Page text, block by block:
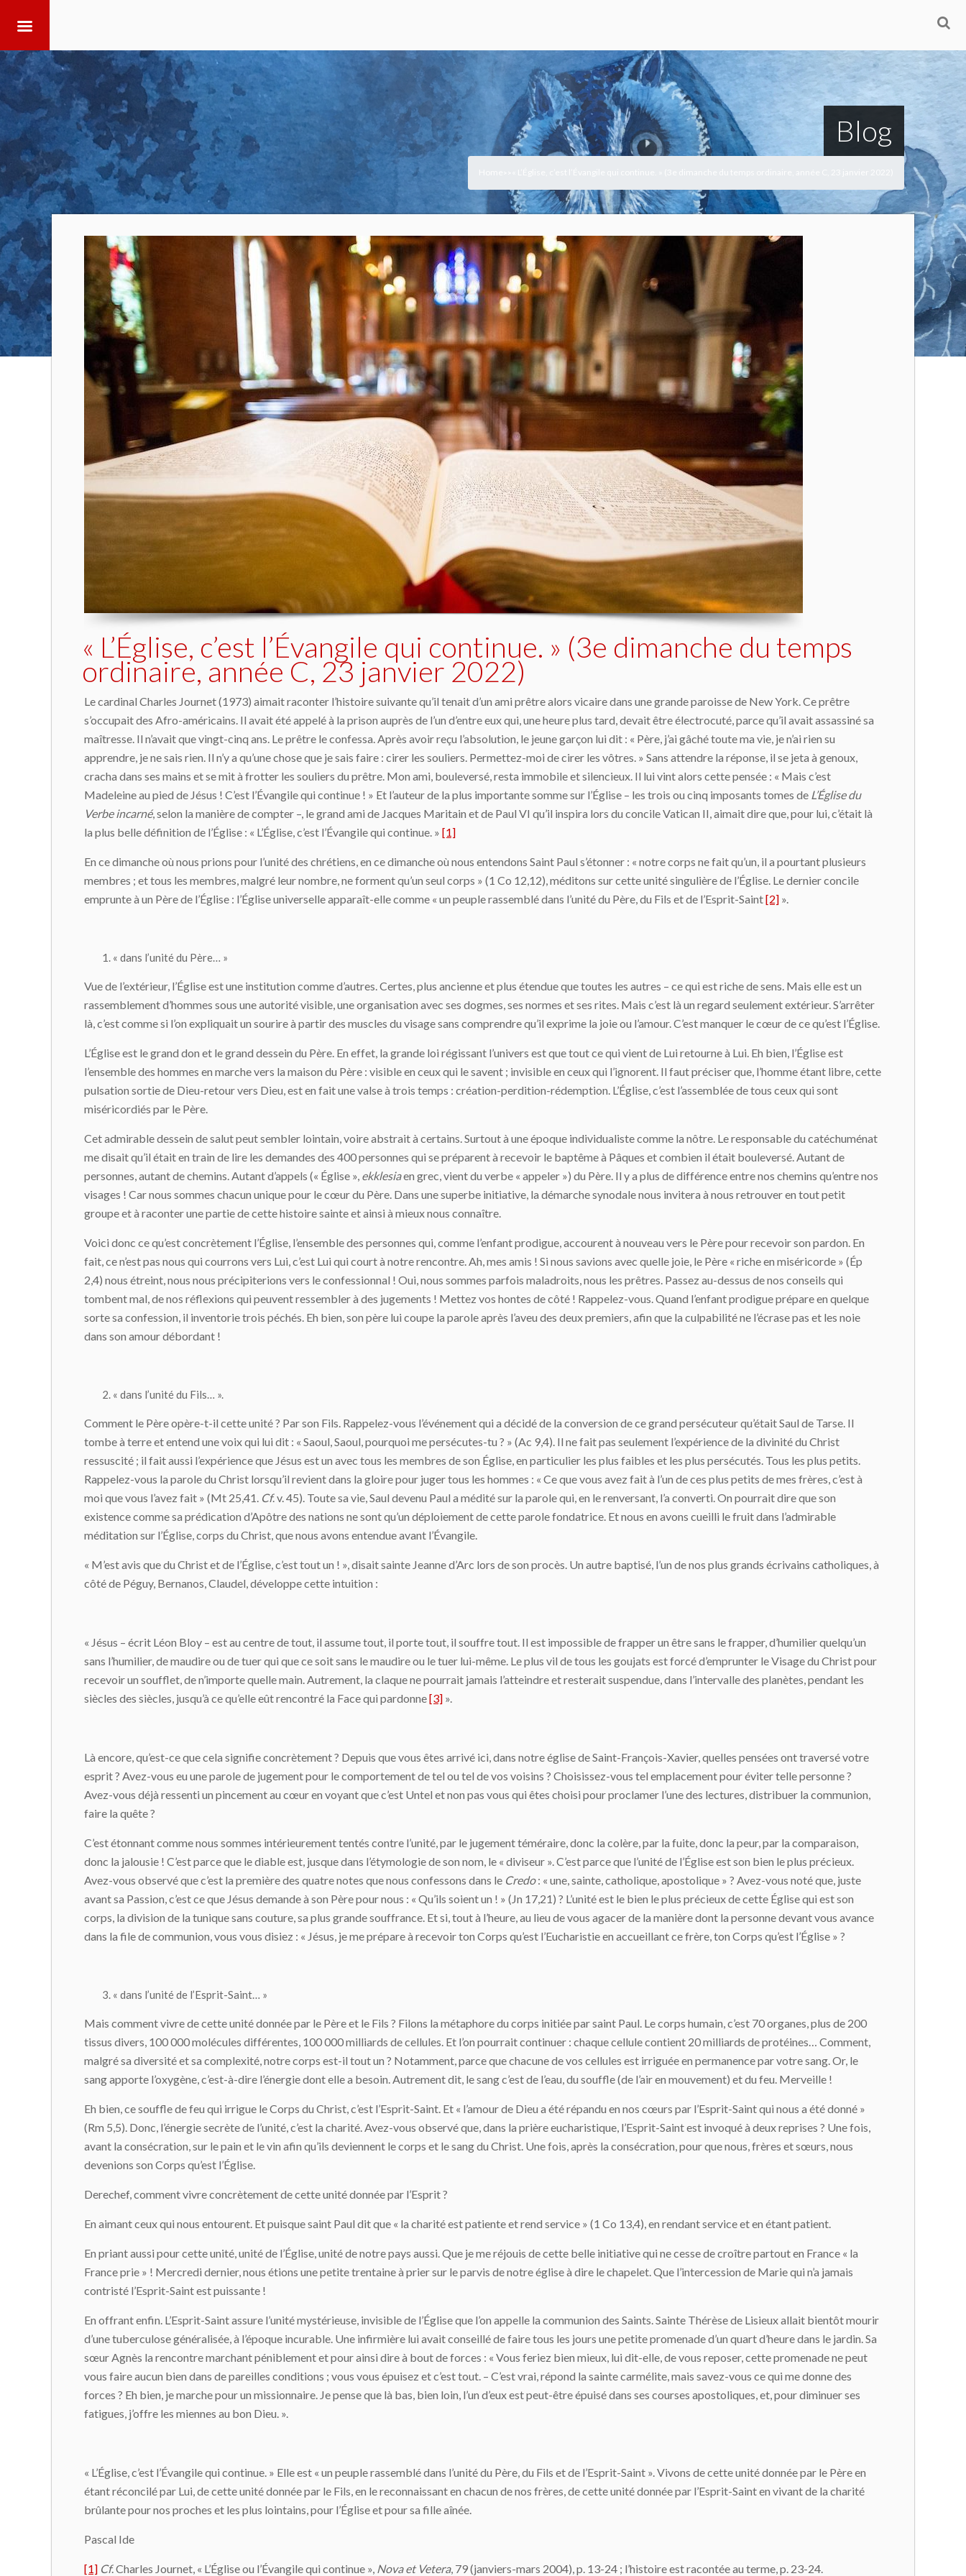
Blog
« L’Église, c’est l’Évangile qui continue. » (3e dimanche du temps
ordinaire, année C, 23 janvier 2022)
Le cardinal Charles Journet (1973) aimait raconter l’histoire suivante qu’il tenait d’un ami prêtre alors vicaire dans une grande paroisse de New York. Ce prêtre
s’occupait des Afro-américains. Il avait été appelé à la prison auprès de l’un d’entre eux qui, une heure plus tard, devait être électrocuté, parce qu’il avait assassiné sa
maîtresse. Il n’avait que vingt-cinq ans. Le prêtre le confessa. Après avoir reçu l’absolution, le jeune garçon lui dit : « Père, j’ai gâché toute ma vie, je n’ai rien su
apprendre, je ne sais rien. Il n’y a qu’une chose que je sais faire : cirer les souliers. Permettez-moi de cirer les vôtres. » Sans attendre la réponse, il se jeta à genoux,
cracha dans ses mains et se mit à frotter les souliers du prêtre. Mon ami, bouleversé, resta immobile et silencieux. Il lui vint alors cette pensée : « Mais c’est
Madeleine au pied de Jésus ! C’est l’Évangile qui continue ! » Et l’auteur de la plus importante somme sur l’Église – les trois ou cinq imposants tomes de L’Église du
Verbe incarné, selon la manière de compter –, le grand ami de Jacques Maritain et de Paul VI qu’il inspira lors du concile Vatican II, aimait dire que, pour lui, c’était là
la plus belle définition de l’Église : « L’Église, c’est l’Évangile qui continue. » [1]
En ce dimanche où nous prions pour l’unité des chrétiens, en ce dimanche où nous entendons Saint Paul s’étonner : « notre corps ne fait qu’un, il a pourtant plusieurs
membres ; et tous les membres, malgré leur nombre, ne forment qu’un seul corps » (1 Co 12,12), méditons sur cette unité singulière de l’Église. Le dernier concile
emprunte à un Père de l’Église : l’Église universelle apparaît-elle comme « un peuple rassemblé dans l’unité du Père, du Fils et de l’Esprit-Saint[2] ».
« dans l’unité du Père… »
Vue de l’extérieur, l’Église est une institution comme d’autres. Certes, plus ancienne et plus étendue que toutes les autres – ce qui est riche de sens. Mais elle est un
rassemblement d’hommes sous une autorité visible, une organisation avec ses dogmes, ses normes et ses rites. Mais c’est là un regard seulement extérieur. S’arrêter
là, c’est comme si l’on expliquait un sourire à partir des muscles du visage sans comprendre qu’il exprime la joie ou l’amour. C’est manquer le cœur de ce qu’est l’Église.
L’Église est le grand don et le grand dessein du Père. En effet, la grande loi régissant l’univers est que tout ce qui vient de Lui retourne à Lui. Eh bien, l’Église est
l’ensemble des hommes en marche vers la maison du Père : visible en ceux qui le savent ; invisible en ceux qui l’ignorent. Il faut préciser que, l’homme étant libre, cette
pulsation sortie de Dieu-retour vers Dieu, est en fait une valse à trois temps : création-perdition-rédemption. L’Église, c’est l’assemblée de tous ceux qui sont
miséricordiés par le Père.
Cet admirable dessein de salut peut sembler lointain, voire abstrait à certains. Surtout à une époque individualiste comme la nôtre. Le responsable du catéchuménat
me disait qu’il était en train de lire les demandes des 400 personnes qui se préparent à recevoir le baptême à Pâques et combien il était bouleversé. Autant de
personnes, autant de chemins. Autant d’appels (« Église », ekklesiaen grec, vient du verbe « appeler ») du Père. Il y a plus de différence entre nos chemins qu’entre nos
visages ! Car nous sommes chacun unique pour le cœur du Père. Dans une superbe initiative, la démarche synodale nous invitera à nous retrouver en tout petit
groupe et à raconter une partie de cette histoire sainte et ainsi à mieux nous connaître.
Voici donc ce qu’est concrètement l’Église, l’ensemble des personnes qui, comme l’enfant prodigue, accourent à nouveau vers le Père pour recevoir son pardon. En
fait, ce n’est pas nous qui courrons vers Lui, c’est Lui qui court à notre rencontre. Ah, mes amis ! Si nous savions avec quelle joie, le Père « riche en miséricorde » (Ép
2,4) nous étreint, nous nous précipiterions vers le confessionnal ! Oui, nous sommes parfois maladroits, nous les prêtres. Passez au-dessus de nos conseils qui
tombent mal, de nos réflexions qui peuvent ressembler à des jugements ! Mettez vos hontes de côté ! Rappelez-vous. Quand l’enfant prodigue prépare en quelque
sorte sa confession, il inventorie trois péchés. Eh bien, son père lui coupe la parole après l’aveu des deux premiers, afin que la culpabilité ne l’écrase pas et les noie
dans son amour débordant !
« dans l’unité du Fils… ».
Comment le Père opère-t-il cette unité ? Par son Fils. Rappelez-vous l’événement qui a décidé de la conversion de ce grand persécuteur qu’était Saul de Tarse. Il
tombe à terre et entend une voix qui lui dit : « Saoul, Saoul, pourquoi me persécutes-tu ? » (Ac 9,4). Il ne fait pas seulement l’expérience de la divinité du Christ
ressuscité ; il fait aussi l’expérience que Jésus est un avec tous les membres de son Église, en particulier les plus faibles et les plus persécutés. Tous les plus petits.
Rappelez-vous la parole du Christ lorsqu’il revient dans la gloire pour juger tous les hommes : « Ce que vous avez fait à l’un de ces plus petits de mes frères, c’est à
moi que vous l’avez fait » (Mt 25,41. Cf. v. 45). Toute sa vie, Saul devenu Paul a médité sur la parole qui, en le renversant, l’a converti. On pourrait dire que son
existence comme sa prédication d’Apôtre des nations ne sont qu’un déploiement de cette parole fondatrice. Et nous en avons cueilli le fruit dans l’admirable
méditation sur l’Église, corps du Christ, que nous avons entendue avant l’Évangile.
« M’est avis que du Christ et de l’Église, c’est tout un ! », disait sainte Jeanne d’Arc lors de son procès. Un autre baptisé, l’un de nos plus grands écrivains catholiques, à
côté de Péguy, Bernanos, Claudel, développe cette intuition :
« Jésus – écrit Léon Bloy – est au centre de tout, il assume tout, il porte tout, il souffre tout. Il est impossible de frapper un être sans le frapper, d’humilier quelqu’un
sans l’humilier, de maudire ou de tuer qui que ce soit sans le maudire ou le tuer lui-même. Le plus vil de tous les goujats est forcé d’emprunter le Visage du Christ pour
recevoir un soufflet, de n’importe quelle main. Autrement, la claque ne pourrait jamais l’atteindre et resterait suspendue, dans l’intervalle des planètes, pendant les
siècles des siècles, jusqu’à ce qu’elle eût rencontré la Face qui pardonne[3] ».
Là encore, qu’est-ce que cela signifie concrètement ? Depuis que vous êtes arrivé ici, dans notre église de Saint-François-Xavier, quelles pensées ont traversé votre
esprit ? Avez-vous eu une parole de jugement pour le comportement de tel ou tel de vos voisins ? Choisissez-vous tel emplacement pour éviter telle personne ?
Avez-vous déjà ressenti un pincement au cœur en voyant que c’est Untel et non pas vous qui êtes choisi pour proclamer l’une des lectures, distribuer la communion,
faire la quête ?
C’est étonnant comme nous sommes intérieurement tentés contre l’unité, par le jugement téméraire, donc la colère, par la fuite, donc la peur, par la comparaison,
donc la jalousie ! C’est parce que le diable est, jusque dans l’étymologie de son nom, le « diviseur ». C’est parce que l’unité de l’Église est son bien le plus précieux.
Avez-vous observé que c’est la première des quatre notes que nous confessons dans le Credo: « une, sainte, catholique, apostolique » ? Avez-vous noté que, juste
avant sa Passion, c’est ce que Jésus demande à son Père pour nous : « Qu’ils soient un ! » (Jn 17,21) ? L’unité est le bien le plus précieux de cette Église qui est son
corps, la division de la tunique sans couture, sa plus grande souffrance. Et si, tout à l’heure, au lieu de vous agacer de la manière dont la personne devant vous avance
dans la file de communion, vous vous disiez : « Jésus, je me prépare à recevoir ton Corps qu’est l’Eucharistie en accueillant ce frère, ton Corps qu’est l’Église » ?
« dans l’unité de l’Esprit-Saint… »
Mais comment vivre de cette unité donnée par le Père et le Fils ? Filons la métaphore du corps initiée par saint Paul. Le corps humain, c’est 70 organes, plus de 200
tissus divers, 100 000 molécules différentes, 100 000 milliards de cellules. Et l’on pourrait continuer : chaque cellule contient 20 milliards de protéines… Comment,
malgré sa diversité et sa complexité, notre corps est-il tout un ? Notamment, parce que chacune de vos cellules est irriguée en permanence par votre sang. Or, le
sang apporte l’oxygène, c’est-à-dire l’énergie dont elle a besoin. Autrement dit, le sang c’est de l’eau, du souffle (de l’air en mouvement) et du feu. Merveille !
Eh bien, ce souffle de feu qui irrigue le Corps du Christ, c’est l’Esprit-Saint. Et « l’amour de Dieu a été répandu en nos cœurs par l’Esprit-Saint qui nous a été donné »
(Rm 5,5). Donc, l’énergie secrète de l’unité, c’est la charité. Avez-vous observé que, dans la prière eucharistique, l’Esprit-Saint est invoqué à deux reprises ? Une fois,
avant la consécration, sur le pain et le vin afin qu’ils deviennent le corps et le sang du Christ. Une fois, après la consécration, pour que nous, frères et sœurs, nous
devenions son Corps qu’est l’Église.
Derechef, comment vivre concrètement de cette unité donnée par l’Esprit ?
En aimant ceux qui nous entourent. Et puisque saint Paul dit que « la charité est patiente et rend service » (1 Co 13,4), en rendant service et en étant patient.
En priant aussi pour cette unité, unité de l’Église, unité de notre pays aussi. Que je me réjouis de cette belle initiative qui ne cesse de croître partout en France « la
France prie » ! Mercredi dernier, nous étions une petite trentaine à prier sur le parvis de notre église à dire le chapelet. Que l’intercession de Marie qui n’a jamais
contristé l’Esprit-Saint est puissante !
En offrant enfin. L’Esprit-Saint assure l’unité mystérieuse, invisible de l’Église que l’on appelle la communion des Saints. Sainte Thérèse de Lisieux allait bientôt mourir
d’une tuberculose généralisée, à l’époque incurable. Une infirmière lui avait conseillé de faire tous les jours une petite promenade d’un quart d’heure dans le jardin. Sa
sœur Agnès la rencontre marchant péniblement et pour ainsi dire à bout de forces : « Vous feriez bien mieux, lui dit-elle, de vous reposer, cette promenade ne peut
vous faire aucun bien dans de pareilles conditions ; vous vous épuisez et c’est tout. – C’est vrai, répond la sainte carmélite, mais savez-vous ce qui me donne des
forces ? Eh bien, je marche pour un missionnaire. Je pense que là bas, bien loin, l’un d’eux est peut-être épuisé dans ses courses apostoliques, et, pour diminuer ses
fatigues, j’offre les miennes au bon Dieu. ».
« L’Église, c’est l’Évangile qui continue. » Elle est « un peuple rassemblé dans l’unité du Père, du Fils et de l’Esprit-Saint ». Vivons de cette unité donnée par le Père en
étant réconcilé par Lui, de cette unité donnée par le Fils, en le reconnaissant en chacun de nos frères, de cette unité donnée par l’Esprit-Saint en vivant de la charité
brûlante pour nos proches et les plus lointains, pour l’Église et pour sa fille aînée.
Pascal Ide
[1] Cf. Charles Journet, « L’Église ou l’Évangile qui continue », Nova et Vetera, 79 (janviers-mars 2004), p. 13-24 ; l’histoire est racontée au terme, p. 23-24.